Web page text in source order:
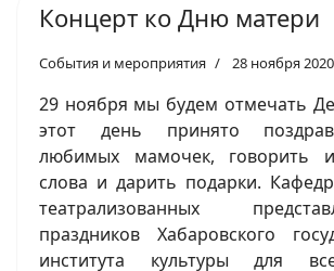
Концерт ко Дню матери
События и мероприятия 28 ноября 2020
29 ноября мы будем отмечать
этот день принято
любимых мамочек, говорить
слова и дарить подарки.
театрализованных
праздников Хабаровского
института культуры для